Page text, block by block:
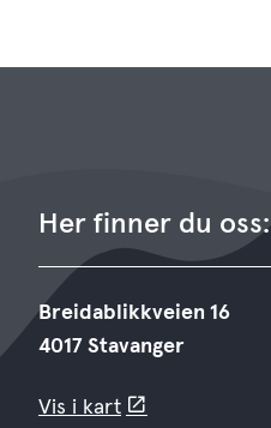
Her finner du oss:
Breidablikkveien 16
4017 Stavanger
Vis i kart